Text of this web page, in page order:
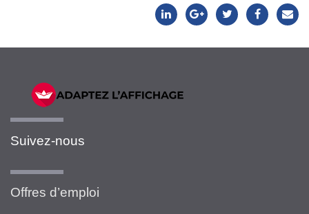
Suivez-nous
Offres d’emploi